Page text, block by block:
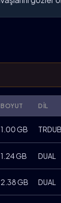
BOYUT DIL
1.00 GB TRDUB
1.24 GB DUAL
2.38 GB DUAL